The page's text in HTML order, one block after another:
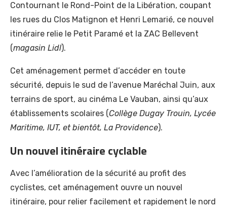
Contournant le Rond-Point de la Libération, coupant
les rues du Clos Matignon et Henri Lemarié, ce nouvel
itinéraire relie le Petit Paramé et la ZAC Bellevent
(magasin Lidl).
Cet aménagement permet d’accéder en toute
sécurité, depuis le sud de l’avenue Maréchal Juin, aux
terrains de sport, au cinéma Le Vauban, ainsi qu’aux
établissements scolaires (Collège Dugay Trouin, Lycée
Maritime, IUT, et bientôt, La Providence).
Un nouvel itinéraire cyclable
Avec l’amélioration de la sécurité au profit des
cyclistes, cet aménagement ouvre un nouvel
itinéraire, pour relier facilement et rapidement le nord